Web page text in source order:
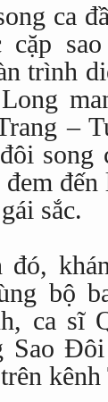
ca
cặp
trình
–
song
sắc.
đó,
bộ
ca sĩ
Sao